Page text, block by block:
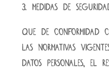
3. MEDIDAS DE
Que de conformidad
las normativas
datos personales, el